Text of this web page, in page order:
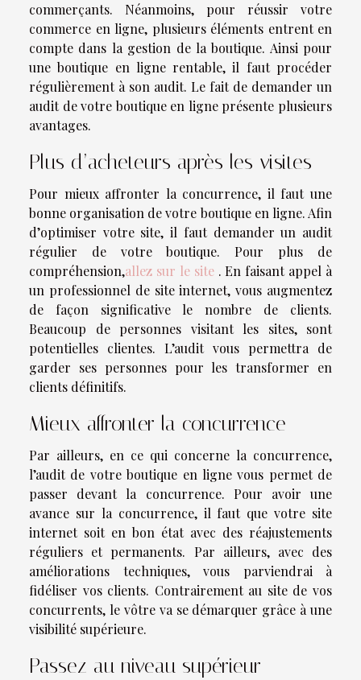
commerçants. Néanmoins, pour réussir votre
commerce en ligne, plusieurs éléments entrent en
compte dans la gestion de la boutique. Ainsi pour
une boutique en ligne rentable, il faut procéder
régulièrement à son audit. Le fait de demander un
audit de votre boutique en ligne présente plusieurs
avantages.
Plus d’acheteurs après les visites
Pour mieux affronter la concurrence, il faut une
bonne organisation de votre boutique en ligne. Afin
d’optimiser votre site, il faut demander un audit
régulier de votre boutique. Pour plus de
compréhension,allez sur le site. En faisant appel à
un professionnel de site internet, vous augmentez
de façon significative le nombre de clients.
Beaucoup de personnes visitant les sites, sont
potentielles clientes. L’audit vous permettra de
garder ses personnes pour les transformer en
clients définitifs.
Mieux affronter la concurrence
Par ailleurs, en ce qui concerne la concurrence,
l’audit de votre boutique en ligne vous permet de
passer devant la concurrence. Pour avoir une
avance sur la concurrence, il faut que votre site
internet soit en bon état avec des réajustements
réguliers et permanents. Par ailleurs, avec des
améliorations techniques, vous parviendrai à
fidéliser vos clients. Contrairement au site de vos
concurrents, le vôtre va se démarquer grâce à une
visibilité supérieure.
Passez au niveau supérieur